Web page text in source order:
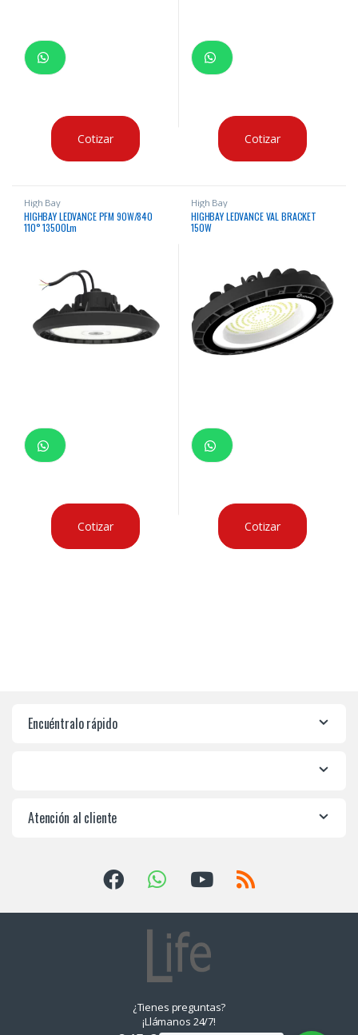
Cotizar Cotizar
High Bay
HIGHBAY LEDVANCE PFM 90W/840
110° 13500Lm
Cotizar
High Bay
HIGHBAY LEDVANCE VAL BRACKET
150W
Cotizar
Encuéntralo rápido
Atención al cliente
¿Tienes preguntas?
¡Llámanos 24/7!